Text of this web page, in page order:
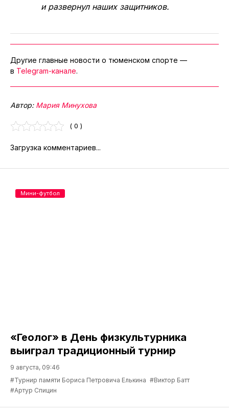
и развернул наших защитников.
Другие главные новости о тюменском спорте —
в Telegram-канале.
Автор: Мария Минухова
( 0 )
Загрузка комментариев...
«Геолог» в День физкультурника
выиграл традиционный турнир
9 августа, 09:46
#Турнир памяти Бориса Петровича Елькина #Виктор Батт
#Артур Спицин
Мини-футбол